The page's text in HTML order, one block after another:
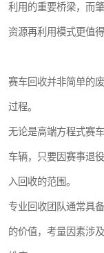
利用的重要桥梁，而
资源再利用模式更值得
赛车回收并非简单的
过程。
无论是高端方程式赛
车辆，只要因赛事退
入回收的范围。
专业回收团队通常具
的价值，考量因素涉